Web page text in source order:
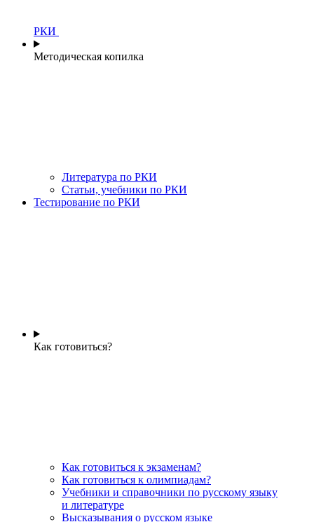
РКИ
Методическая копилка
Литература по РКИ
Статьи, учебники по РКИ
Тестирование по РКИ
Как готовиться?
Как готовиться к экзаменам?
Как готовиться к олимпиадам?
Учебники и справочники по русскому языку
и литературе
Высказывания о русском языке